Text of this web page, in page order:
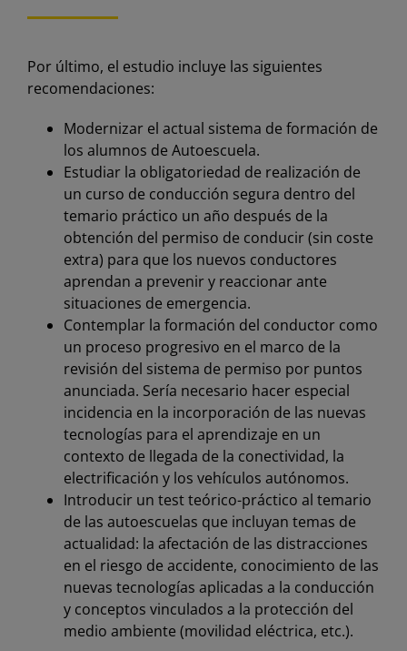
Por último, el estudio incluye las siguientes
recomendaciones:
Modernizar el actual sistema de formación de
los alumnos de Autoescuela.
Estudiar la obligatoriedad de realización de
un curso de conducción segura dentro del
temario práctico un año después de la
obtención del permiso de conducir (sin coste
extra) para que los nuevos conductores
aprendan a prevenir y reaccionar ante
situaciones de emergencia.
Contemplar la formación del conductor como
un proceso progresivo en el marco de la
revisión del sistema de permiso por puntos
anunciada. Sería necesario hacer especial
incidencia en la incorporación de las nuevas
tecnologías para el aprendizaje en un
contexto de llegada de la conectividad, la
electrificación y los vehículos autónomos.
Introducir un test teórico-práctico al temario
de las autoescuelas que incluyan temas de
actualidad: la afectación de las distracciones
en el riesgo de accidente, conocimiento de las
nuevas tecnologías aplicadas a la conducción
y conceptos vinculados a la protección del
medio ambiente (movilidad eléctrica, etc.).